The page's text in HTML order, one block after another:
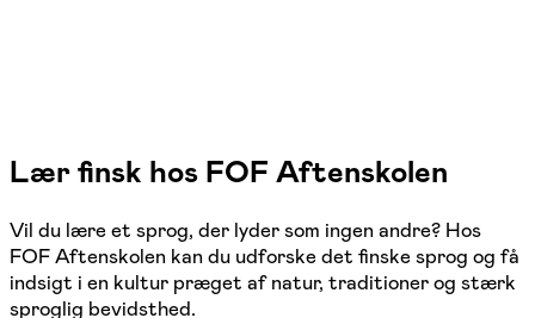
Lær finsk hos FOF Aftenskolen
Vil du lære et sprog, der lyder som ingen andre? Hos
FOF Aftenskolen kan du udforske det finske sprog og få
indsigt i en kultur præget af natur, traditioner og stærk
sproglig bevidsthed.